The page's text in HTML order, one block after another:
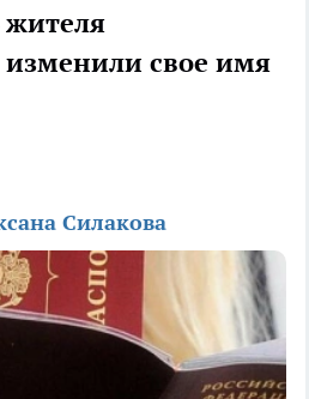
жителя
изменили свое имя
Силакова